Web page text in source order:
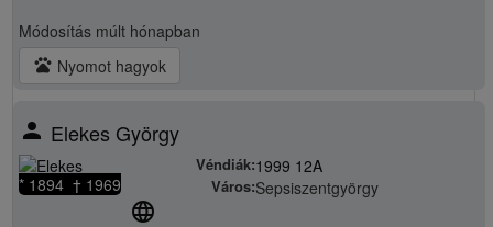
Módosítás múlt hónapban
pets Nyomot hagyok
person Elekes György
* 1894 † 1969
Véndiák:1999 12A
Város:Sepsiszentgyörgy
language